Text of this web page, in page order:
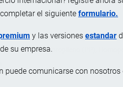
el siguiente formulario.
y las versiones estandar
su empresa.
puede comunicarse con nosotros
Descripción
virgen: Polipropileno (PP);